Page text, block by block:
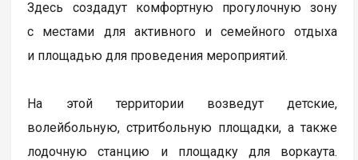
Здесь создадут комфортную прогулочную зону
с местами для активного и семейного отдыха
и площадью для проведения мероприятий.
На этой территории возведут детские,
волейбольную, стритбольную площадки, а также
лодочную станцию и площадку для воркаута.